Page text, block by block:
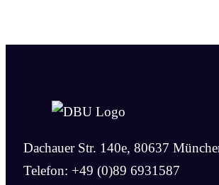
Dachauer Str. 140e, 80637
Telefon: +49 (0)89 6931587